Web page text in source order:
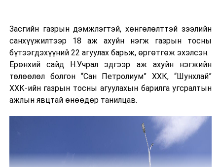
Засгийн газрын дэмжлэгтэй, хөнгөлөлттэй зээлийн
санхүүжилтээр 18 аж ахуйн нэгж газрын тосны
бүтээгдэхүүний 22 агуулах барьж, өргөтгөж эхэлсэн.
Ерөнхий сайд Н.Учрал эдгээр аж ахуйн нэгжийн
төлөөлөл болгон “Сан Петролиум” ХХК, “Шунхлай”
ХХК-ийн газрын тосны агуулахын барилга угсралтын
ажлын явцтай өнөөдөр танилцав.